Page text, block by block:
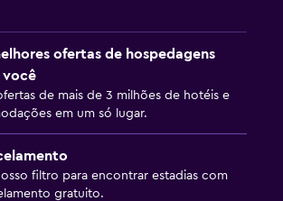
ofertas de hospedagens
você
de mais de 3 milhões de hotéis e
em um só lugar.
filtro para encontrar estadias com
gratuito.